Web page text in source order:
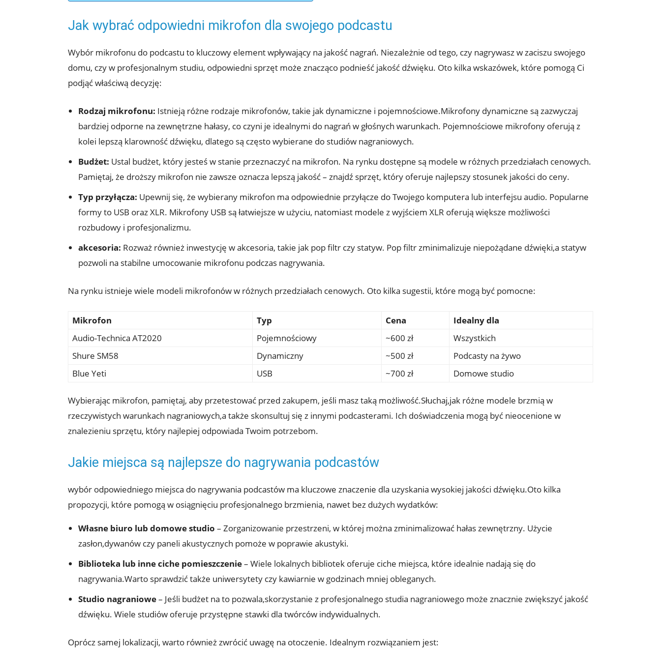
Jak wybrać odpowiedni mikrofon dla swojego podcastu
Wybór mikrofonu do podcastu to kluczowy element wpływający na jakość nagrań. Niezależnie od tego, czy nagrywasz w zaciszu swojego
domu, czy w profesjonalnym studiu, odpowiedni sprzęt może znacząco podnieść jakość dźwięku. Oto kilka wskazówek, które pomogą Ci
podjąć właściwą decyzję:
Rodzaj mikrofonu: Istnieją różne rodzaje mikrofonów, takie jak dynamiczne i pojemnościowe.Mikrofony dynamiczne są zazwyczaj
bardziej odporne na zewnętrzne hałasy, co czyni je idealnymi do nagrań w głośnych warunkach. Pojemnościowe mikrofony oferują z
kolei lepszą klarowność dźwięku, dlatego są często wybierane do studiów nagraniowych.
Budżet: Ustal budżet, który jesteś w stanie przeznaczyć na mikrofon. Na rynku dostępne są modele w różnych przedziałach cenowych.
Pamiętaj, że droższy mikrofon nie zawsze oznacza lepszą jakość – znajdź sprzęt, który oferuje najlepszy stosunek jakości do ceny.
Typ przyłącza: Upewnij się, że wybierany mikrofon ma odpowiednie przyłącze do Twojego komputera lub interfejsu audio. Popularne
formy to USB oraz XLR. Mikrofony USB są łatwiejsze w użyciu, natomiast modele z wyjściem XLR oferują większe możliwości
rozbudowy i profesjonalizmu.
akcesoria: Rozważ również inwestycję w akcesoria, takie jak pop filtr czy statyw. Pop filtr zminimalizuje niepożądane dźwięki,a statyw
pozwoli na stabilne umocowanie mikrofonu podczas nagrywania.
Na rynku istnieje wiele modeli mikrofonów w różnych przedziałach cenowych. Oto kilka sugestii, które mogą być pomocne:
Mikrofon Typ Cena
Idealny dla
Audio-Technica AT2020
Pojemnościowy ~600 zł
Wszystkich
Shure SM58
Dynamiczny ~500 zł
Podcasty na żywo
Blue Yeti
USB ~700 zł Domowe studio
Wybierając mikrofon, pamiętaj, aby przetestować przed zakupem, jeśli masz taką możliwość.Słuchaj,jak różne modele brzmią w
rzeczywistych warunkach nagraniowych,a także skonsultuj się z innymi podcasterami. Ich doświadczenia mogą być nieocenione w
znalezieniu sprzętu, który najlepiej odpowiada Twoim potrzebom.
Jakie miejsca są najlepsze do nagrywania podcastów
wybór odpowiedniego miejsca do nagrywania podcastów ma kluczowe znaczenie dla uzyskania wysokiej jakości dźwięku.Oto kilka
propozycji, które pomogą w osiągnięciu profesjonalnego brzmienia, nawet bez dużych wydatków:
Własne biuro lub domowe studio – Zorganizowanie przestrzeni, w której można zminimalizować hałas zewnętrzny. Użycie
zasłon,dywanów czy paneli akustycznych pomoże w poprawie akustyki.
Biblioteka lub inne ciche pomieszczenie– Wiele lokalnych bibliotek oferuje ciche miejsca, które idealnie nadają się do
nagrywania.Warto sprawdzić także uniwersytety czy kawiarnie w godzinach mniej obleganych.
Studio nagraniowe– Jeśli budżet na to pozwala,skorzystanie z profesjonalnego studia nagraniowego może znacznie zwiększyć jakość
dźwięku. Wiele studiów oferuje przystępne stawki dla twórców indywidualnych.
Oprócz samej lokalizacji, warto również zwrócić uwagę na otoczenie. Idealnym rozwiązaniem jest: